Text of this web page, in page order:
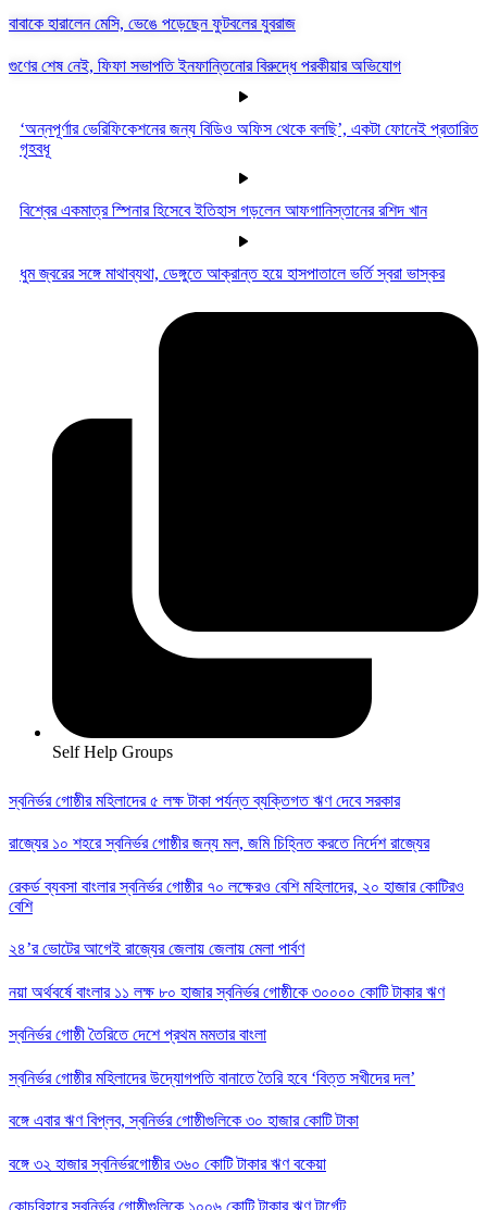
বাবাকে হারালেন মেসি, ভেঙে পড়েছেন ফুটবলের যুবরাজ
গুণের শেষ নেই, ফিফা সভাপতি ইনফান্তিনোর বিরুদ্ধে পরকীয়ার অভিযোগ
‘অন্নপূর্ণার ভেরিফিকেশনের জন্য বিডিও অফিস থেকে বলছি’, একটা ফোনেই প্রতারিত
গৃহবধূ
বিশ্বের একমাত্র স্পিনার হিসেবে ইতিহাস গড়লেন আফগানিস্তানের রশিদ খান
ধুম জ্বরের সঙ্গে মাথাব্যথা, ডেঙ্গুতে আক্রান্ত হয়ে হাসপাতালে ভর্তি স্বরা ভাস্কর
Self Help Groups
স্বনির্ভর গোষ্ঠীর মহিলাদের ৫ লক্ষ টাকা পর্যন্ত ব্যক্তিগত ঋণ দেবে সরকার
রাজ্যের ১০ শহরে স্বনির্ভর গোষ্ঠীর জন্য মল, জমি চিহ্নিত করতে নির্দেশ রাজ্যের
রেকর্ড ব্যবসা বাংলার স্বনির্ভর গোষ্ঠীর ৭০ লক্ষেরও বেশি মহিলাদের, ২০ হাজার কোটিরও
বেশি
২৪’র ভোটের আগেই রাজ্যের জেলায় জেলায় মেলা পার্বণ
নয়া অর্থবর্ষে বাংলার ১১ লক্ষ ৮০ হাজার স্বনির্ভর গোষ্ঠীকে ৩০০০০ কোটি টাকার ঋণ
স্বনির্ভর গোষ্ঠী তৈরিতে দেশে প্রথম মমতার বাংলা
স্বনির্ভর গোষ্ঠীর মহিলাদের উদ্যোগপতি বানাতে তৈরি হবে ‘বিত্ত সখীদের দল’
বঙ্গে এবার ঋণ বিপ্লব, স্বনির্ভর গোষ্ঠীগুলিকে ৩০ হাজার কোটি টাকা
বঙ্গে ৩২ হাজার স্বনির্ভরগোষ্ঠীর ৩৬০ কোটি টাকার ঋণ বকেয়া
কোচবিহারে স্বনির্ভর গোষ্ঠীগুলিকে ১০০৬ কোটি টাকার ঋণ টার্গেট